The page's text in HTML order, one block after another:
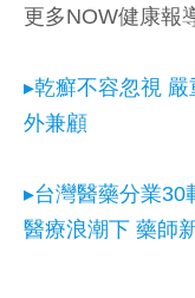
更多NOW健康報
▸乾癬不容忽視
外兼顧
▸台灣醫藥分業30
醫療浪潮下 藥師